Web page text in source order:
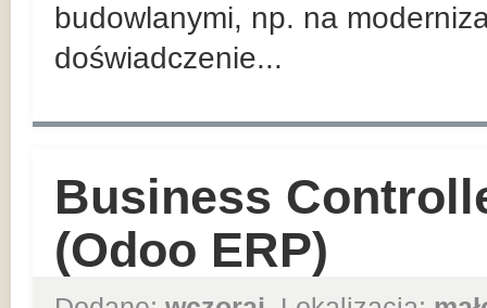
budowlanymi, np. na
doświadczenie...
Business
(Odoo ERP)